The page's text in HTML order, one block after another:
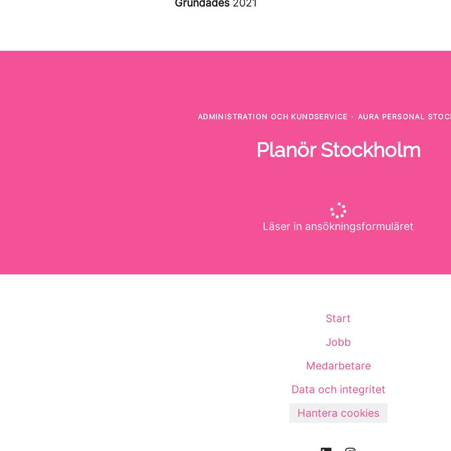
Grundades 2021
ADMINISTRATION OCH KUNDSERVICE · AURA PERSONAL
Planör Stockholm
Läser in ansökningsformuläret
Start
Jobb
Medarbetare
Data och integritet
Hantera cookies